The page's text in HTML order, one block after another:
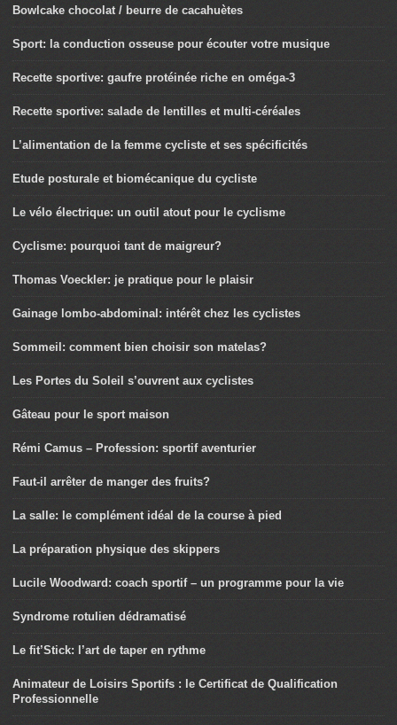
Bowlcake chocolat / beurre de cacahuètes
Sport: la conduction osseuse pour écouter votre musique
Recette sportive: gaufre protéinée riche en oméga-3
Recette sportive: salade de lentilles et multi-céréales
L’alimentation de la femme cycliste et ses spécificités
Etude posturale et biomécanique du cycliste
Le vélo électrique: un outil atout pour le cyclisme
Cyclisme: pourquoi tant de maigreur?
Thomas Voeckler: je pratique pour le plaisir
Gainage lombo-abdominal: intérêt chez les cyclistes
Sommeil: comment bien choisir son matelas?
Les Portes du Soleil s’ouvrent aux cyclistes
Gâteau pour le sport maison
Rémi Camus – Profession: sportif aventurier
Faut-il arrêter de manger des fruits?
La salle: le complément idéal de la course à pied
La préparation physique des skippers
Lucile Woodward: coach sportif – un programme pour la vie
Syndrome rotulien dédramatisé
Le fit’Stick: l’art de taper en rythme
Animateur de Loisirs Sportifs : le Certificat de Qualification
Professionnelle